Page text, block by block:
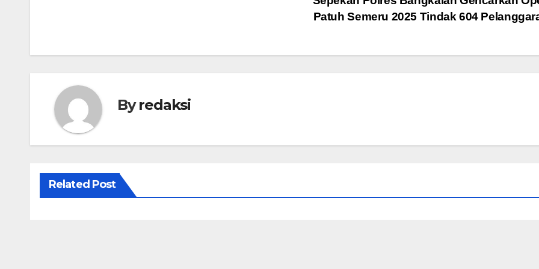
Patuh Semeru 2025 Tindak 604
Byredaksi
Related Post